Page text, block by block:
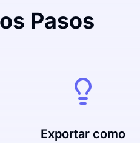
Pasos
Exportar como